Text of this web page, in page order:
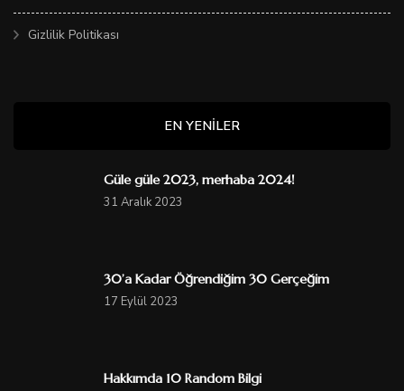
Gizlilik Politikası
EN YENILER
Güle güle 2023, merhaba 2024!
31 Aralık 2023
30’a Kadar Öğrendiğim 30 Gerçeğim
17 Eylül 2023
Hakkımda 10 Random Bilgi